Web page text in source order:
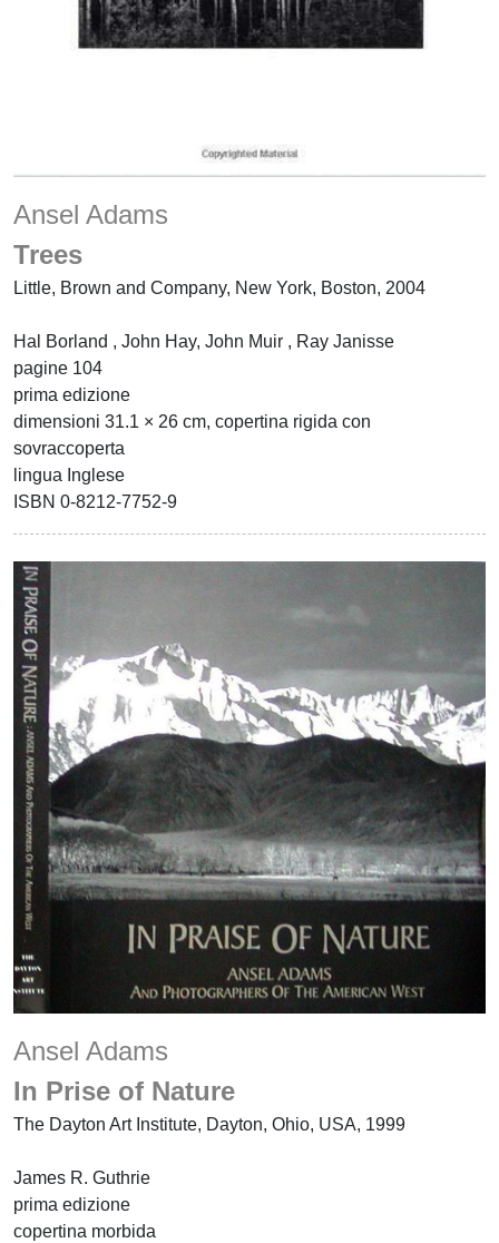
Ansel Adams
Trees
Little, Brown and Company, New York, Boston, 2004
Hal Borland , John Hay, John Muir , Ray Janisse
pagine 104
prima edizione
dimensioni 31.1 × 26 cm, copertina rigida con
sovraccoperta
lingua Inglese
ISBN 0-8212-7752-9
Ansel Adams
In Prise of Nature
The Dayton Art Institute, Dayton, Ohio, USA, 1999
James R. Guthrie
prima edizione
copertina morbida